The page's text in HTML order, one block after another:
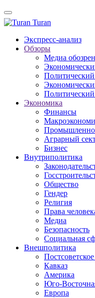
Turan
Экспресс-анализ
Обзоры
Медиа
Экономика
Финансы
Аграрный
Бизнес
Внутриполитика
Общество
Гендер
Религия
Права
Медиа
Безопасность
Социальная
Внешполитика
Кавказ
Америка
Юго-
Европа